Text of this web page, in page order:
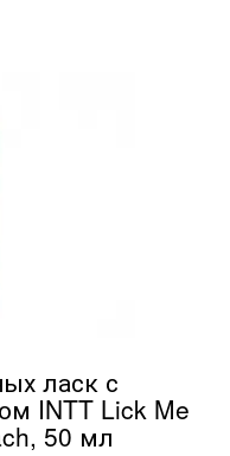
ласк с
INTT Lick Me
50 мл